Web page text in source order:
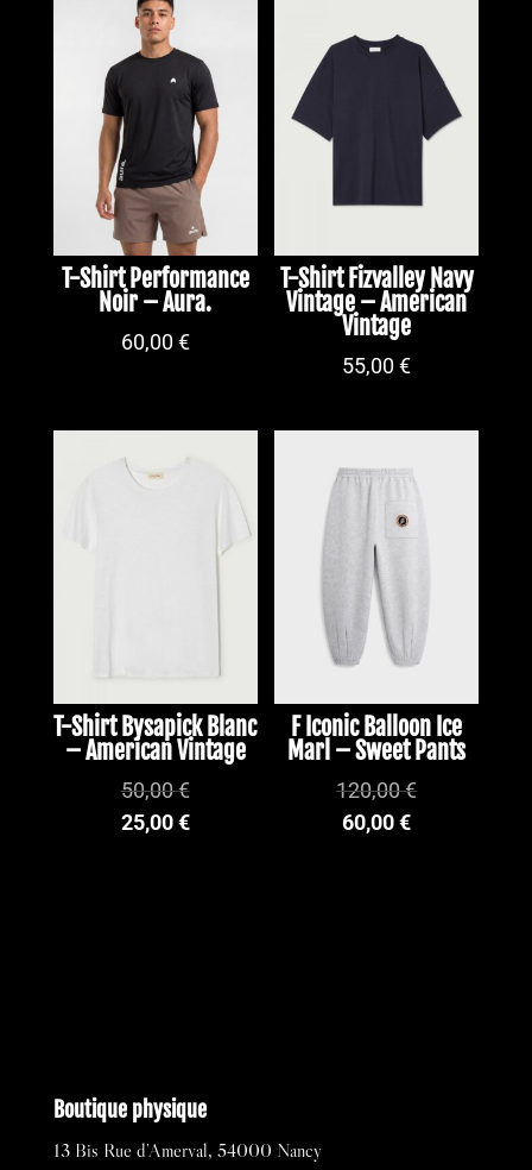
T-Shirt Performance
Noir – Aura.
60,00€
T-Shirt Fizvalley Navy
Vintage – American
Vintage
55,00€
T-Shirt Bysapick Blanc
– American Vintage
50,00€
25,00€
F Iconic Balloon Ice
Marl – Sweet Pants
120,00€
60,00€
Boutique physique
13 Bis Rue d’Amerval, 54000 Nancy